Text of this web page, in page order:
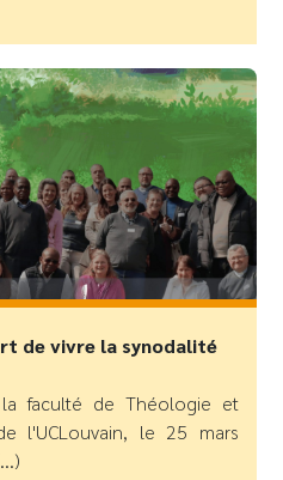
de vivre la synodalité
faculté de Théologie et
l'UCLouvain, le 25 mars